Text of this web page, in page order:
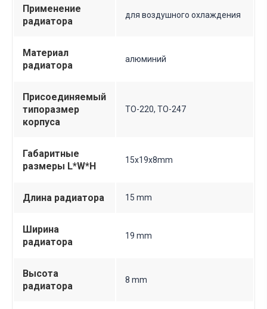
Применение
радиатора
для воздушного охлаждения
Материал
радиатора
алюминий
Присоединяемый
типоразмер
корпуса
TO-220, TO-247
Габаритные
размеры L*W*H
15х19х8mm
Длина радиатора 15 mm
Ширина
радиатора
19 mm
Высота
радиатора
8 mm